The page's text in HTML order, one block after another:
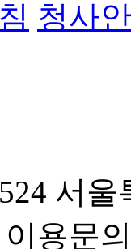
청사
서
용문